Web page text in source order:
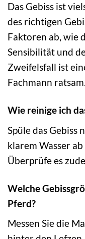
Das Gebiss ist
des richtigen
Faktoren ab, wie
Sensibilität und
Zweifelsfall ist
Fachmann ratsam.
Wie reinige ich
Spüle das Gebiss
klarem Wasser
Überprüfe es
Welche
Pferd?
Messen Sie die